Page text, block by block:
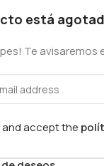
está
Te
and accept the